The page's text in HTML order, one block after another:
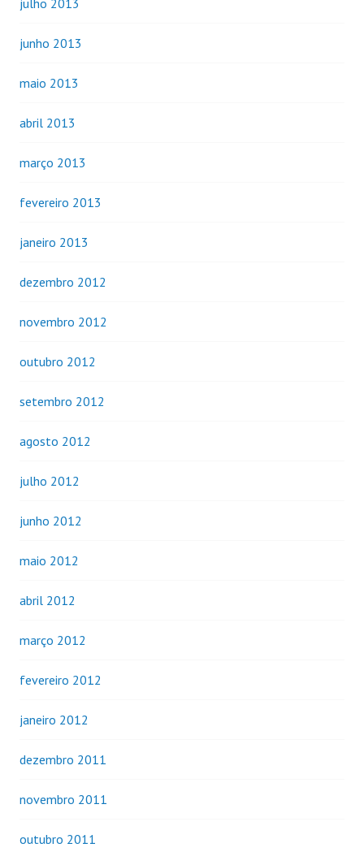
junho 2013
maio 2013
abril 2013
março 2013
fevereiro 2013
janeiro 2013
dezembro 2012
novembro 2012
outubro 2012
setembro 2012
agosto 2012
julho 2012
junho 2012
maio 2012
abril 2012
março 2012
fevereiro 2012
janeiro 2012
dezembro 2011
novembro 2011
outubro 2011